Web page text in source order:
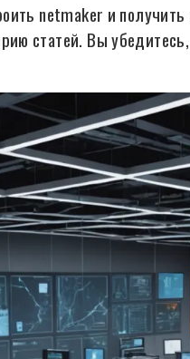
netmaker и
статей. Вы